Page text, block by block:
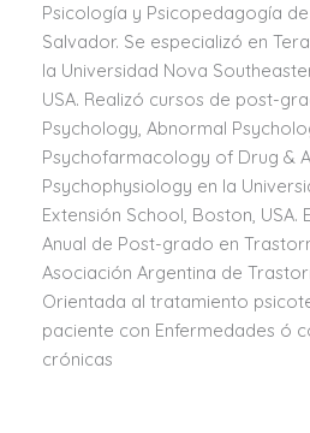
Psicología y Psicopedagogía
Salvador. Se especializó en
la Universidad Nova
USA. Realizó cursos de post-
Psychology, Abnormal
Psychofarmacology of Drug &
Psychophysiology en la
Extensión School, Boston, USA.
Anual de Post-grado en
Asociación Argentina de
Orientada al tratamiento
paciente con Enfermedades ó
crónicas